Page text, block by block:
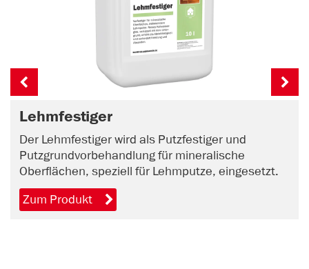
Lehmfestiger
Der Lehmfestiger wird als Putzfestiger und
Putzgrundvorbehandlung für mineralische
Oberflächen, speziell für Lehmputze, eingesetzt.
Zum Produkt